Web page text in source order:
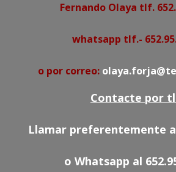
Fernando Olaya tlf.
whatsapp tlf.-
o por correo:
Contacte por
Llamar preferentemente al
o Whatsapp al